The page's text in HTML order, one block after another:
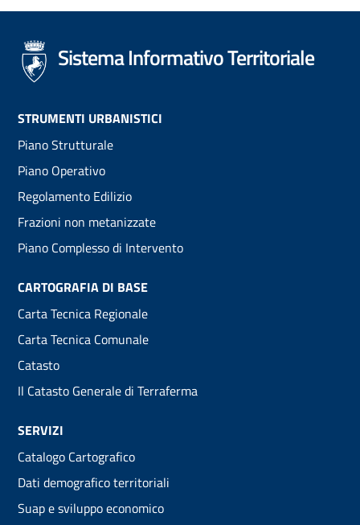
Sistema Informativo Territoriale
Footer
menu
STRUMENTI URBANISTICI
Piano Strutturale
Piano Operativo
Regolamento Edilizio
Frazioni non metanizzate
Piano Complesso di Intervento
CARTOGRAFIA DI BASE
Carta Tecnica Regionale
Carta Tecnica Comunale
Catasto
Il Catasto Generale di Terraferma
SERVIZI
Catalogo Cartografico
Dati demografico territoriali
Suap e sviluppo economico